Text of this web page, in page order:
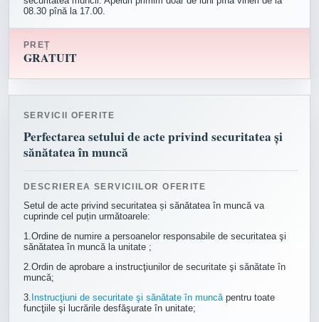
08.30 pînă la 17.00.
PREȚ
GRATUIT
SERVICII OFERITE
Perfectarea setului de acte privind securitatea și
sănătatea în muncă
DESCRIEREA SERVICIILOR OFERITE
Setul de acte privind securitatea și sănătatea în muncă va
cuprinde cel puțin următoarele:
1.Ordine de numire a persoanelor responsabile de securitatea şi
sănătatea în muncă la unitate ;
2.Ordin de aprobare a instrucţiunilor de securitate şi sănătate în
muncă;
3. Instrucţiuni de securitate şi sănătate în muncăpentru toate
funcţiile şi lucrările desfăşurate în unitate;